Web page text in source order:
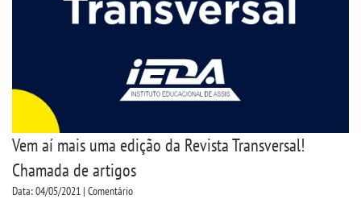
Vem aí mais uma edição da Revista Transversal!
Chamada de artigos
Data: 04/05/2021 | Comentário